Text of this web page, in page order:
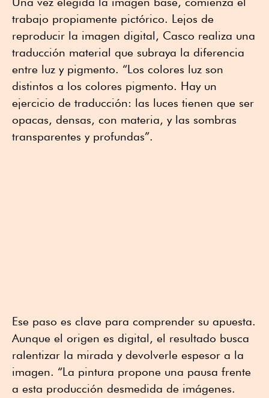
trabajo propiamente pictórico. Lejos de
reproducir la imagen digital, Casco realiza una
traducción material que subraya la diferencia
entre luz y pigmento. “Los colores luz son
distintos a los colores pigmento. Hay un
ejercicio de traducción: las luces tienen que ser
opacas, densas, con materia, y las sombras
transparentes y profundas”.
Ese paso es clave para comprender su apuesta.
Aunque el origen es digital, el resultado busca
ralentizar la mirada y devolverle espesor a la
imagen. “La pintura propone una pausa frente
a esta producción desmedida de imágenes.